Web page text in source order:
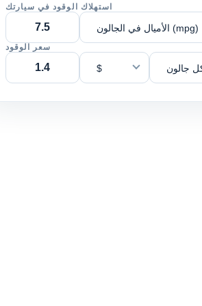
استهلاك الوقود في سيارتك
الأميال في الجالون (mpg)
سعر الوقود
$ جالون